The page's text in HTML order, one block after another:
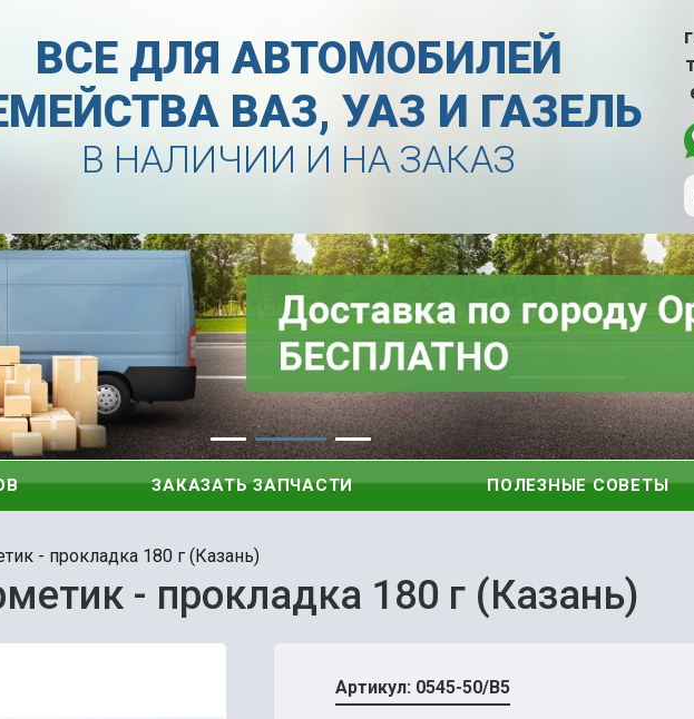
ВСЕ ДЛЯ АВТОМОБИЛЕЙ
ВАЗ, УАЗ И ГАЗЕЛЬ
В НАЛИЧИИ И НА ЗАКАЗ
ЗАКАЗАТЬ ЗАПЧАСТИ ПОЛЕЗНЫЕ СОВЕТЫ
- прокладка 180 г (Казань)
- прокладка 180 г (Казань)
Артикул: 0545-50/В5